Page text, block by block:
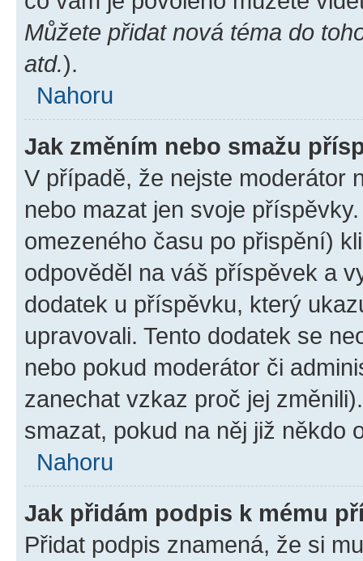
Můžete přidat nová téma do
atd.).
Nahoru
Jak změním nebo smažu
V případě, že nejste moderátor
nebo mazat jen svoje
omezeného času po přispění)
odpověděl na váš příspěvek a
dodatek u příspěvku, který
upravovali. Tento dodatek se
nebo pokud moderátor či
zanechat vzkaz proč jej
smazat, pokud na něj již někdo
Nahoru
Jak přidám podpis k mému
Přidat podpis znamená, že si